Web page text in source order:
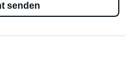
senden